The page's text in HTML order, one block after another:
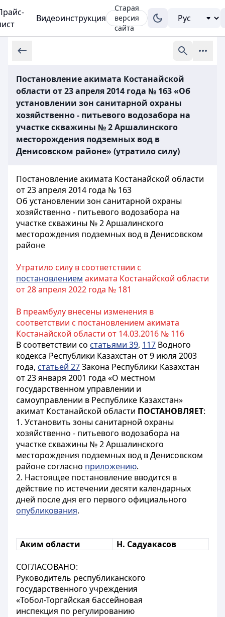
Видеоинструкция
Старая
версия
сайта
Постановление акимата Костанайской
области от 23 апреля 2014 года № 163 «Об
установлении зон санитарной охраны
хозяйственно - питьевого водозабора на
участке скважины № 2 Аршалинского
месторождения подземных вод в
Денисовском районе» (утратило силу)
Постановление акимата Костанайской области
от 23 апреля 2014 года № 163
Об установлении зон санитарной охраны
хозяйственно - питьевого водозабора на
участке скважины № 2 Аршалинского
месторождения подземных вод в Денисовском
районе
Утратило силу в соответствии с
постановлением акимата Костанайской области
от 28 апреля 2022 года № 181
В преамбулу внесены изменения в
соответствии с постановлением акимата
Костанайской области от 14.03.2016 № 116
В соответствии со статьями 39, 117 Водного
кодекса Республики Казахстан от 9 июля 2003
года, статьей 27Закона Республики Казахстан
от 23 января 2001 года «О местном
государственном управлении и
самоуправлении в Республике Казахстан»
акимат Костанайской области ПОСТАНОВЛЯЕТ:
1. Установить зоны санитарной охраны
хозяйственно - питьевого водозабора на
участке скважины № 2 Аршалинского
месторождения подземных вод в Денисовском
районе согласно приложению.
2. Настоящее постановление вводится в
действие по истечении десяти календарных
дней после дня его первого официального
опубликования.
Аким области Н. Садуакасов
СОГЛАСОВАНО:
Руководитель республиканского
государственного учреждения
«Тобол-Торгайская бассейновая
инспекция по регулированию